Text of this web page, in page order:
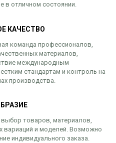
в отличном состоянии.
КАЧЕСТВО
команда профессионалов,
материалов,
международным
стандартам и контроль на
производства.
товаров, материалов,
вариаций и моделей. Возможно
индивидуального заказа.